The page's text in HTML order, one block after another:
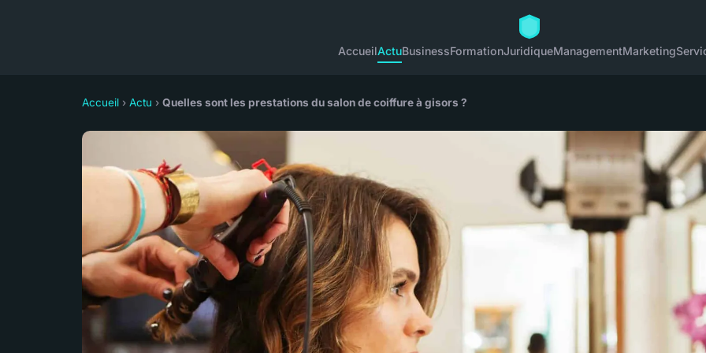
AccueilActuBusinessFormationJuridiqueManagementMarketing
Accueil › Actu › Quelles sont les prestations du salon de coiffure à gisors ?